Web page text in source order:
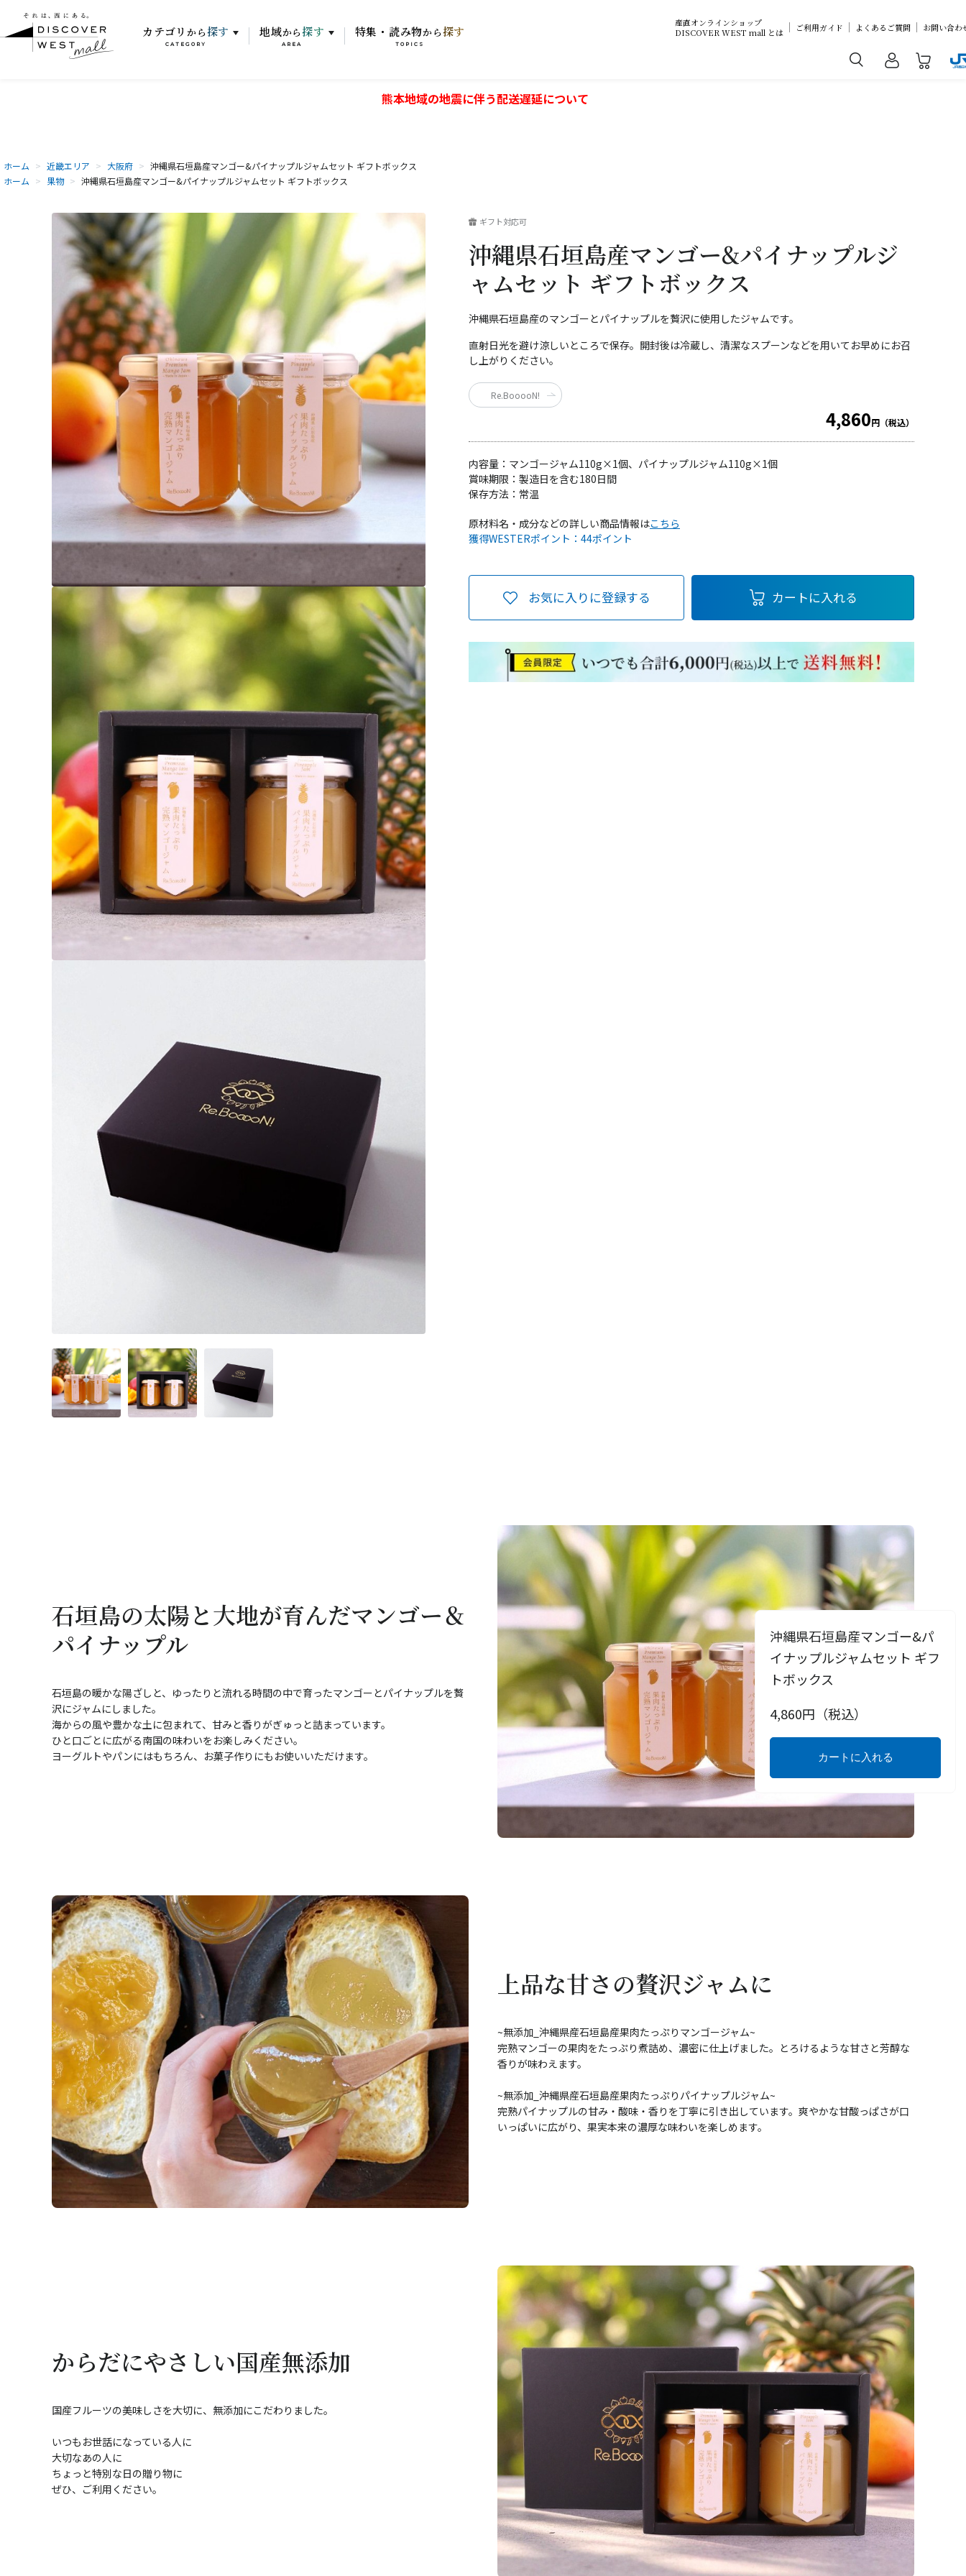
カテゴリ から 探す
CATEGORY
地域から 探す
AREA
特集・読み物から 探す
TOPICS
産直オンラインショップ
DISCOVER WEST mall とは
ご利用ガイド よくあるご質問 お問い合わ
熊本地域の地震に伴う配送遅延について
ホーム > 近畿エリア > 大阪府 > 沖縄県石垣島産マンゴー&パイナップルジャムセット ギフトボックス
ホーム > 果物 > 沖縄県石垣島産マンゴー&パイナップルジャムセット ギフトボックス
ギフト対応可
沖縄県石垣島産のマンゴーとパイナップルを贅沢に使用したジャムです。
直射日光を避け涼しいところで保存。開封後は冷蔵し、清潔なスプーンなどを用いてお早めにお召
し上がりください。
沖縄県石垣島産マンゴー&パイナップルジ
ャムセット ギフトボックス
4,860円（税込）
内容量： マンゴージャム110g×1個、パイナップルジャム110g×1個
賞味期限： 製造日を含む180日間
保存方法： 常温
獲得WESTERポイント： 44ポイント
カートに入れる
お気に入りに登録する
原材料名・成分などの詳しい商品情報はこちら
Re.BooooN!
沖縄県石垣島産マンゴー&パ
イナップルジャムセット ギフ
トボックス
4,860円（税込）
カートに入れる
石垣島の太陽と大地が育んだマンゴー＆
パイナップル
石垣島の暖かな陽ざしと、ゆったりと流れる時間の中で育ったマンゴーとパイナップルを贅
沢にジャムにしました。
海からの風や豊かな土に包まれて、甘みと香りがぎゅっと詰まっています。
ひと口ごとに広がる南国の味わいをお楽しみください。
ヨーグルトやパンにはもちろん、お菓子作りにもお使いいただけます。
上品な甘さの贅沢ジャムに
~無添加_沖縄県産石垣島産果肉たっぷりマンゴージャム~
完熟マンゴーの果肉をたっぷり煮詰め、濃密に仕上げました。とろけるような甘さと芳醇な
香りが味わえます。
~無添加_沖縄県産石垣島産果肉たっぷりパイナップルジャム~
完熟パイナップルの甘み・酸味・香りを丁寧に引き出しています。爽やかな甘酸っぱさが口
いっぱいに広がり、果実本来の濃厚な味わいを楽しめます。
からだにやさしい国産無添加
国産フルーツの美味しさを大切に、無添加にこだわりました。
いつもお世話になっている人に
大切なあの人に
ちょっと特別な日の贈り物に
ぜひ、ご利用ください。